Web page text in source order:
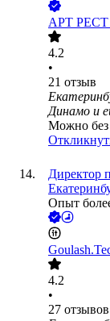
АРТ
4.2
•
21 отзыв
Динамо и
Можно без
Директор
Опыт
4.2
•
27 отзывов